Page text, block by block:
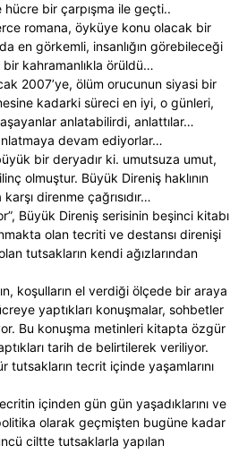
hücre bir çarpışma ile geçti..
romana, öyküye konu olacak bir
en görkemli, insanlığın görebileceği
kahramanlıkla örüldü…
2007’ye, ölüm orucunun siyasi bir
kadarki süreci en iyi, o günleri,
anlatabilirdi, anlattılar…
devam ediyorlar…
bir deryadır ki. umutsuza umut,
olmuştur. Büyük Direniş haklının
direnme çağrısıdır…
Büyük Direniş serisinin beşinci kitabı
olan tecriti ve destansı direnişi
tutsakların kendi ağızlarından
koşulların el verdiği ölçede bir araya
yaptıkları konuşmalar, sohbetler
Bu konuşma metinleri kitapta özgür
tarih de belirtilerek veriliyor.
tecrit içinde yaşamlarını
içinden gün gün yaşadıklarını ve
olarak geçmişten bugüne kadar
ciltte tutsaklarla yapılan